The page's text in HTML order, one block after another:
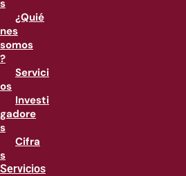
s
¿Quié
nes
somos
?
Servici
os
Investi
gadore
s
Cifra
s
Servicios